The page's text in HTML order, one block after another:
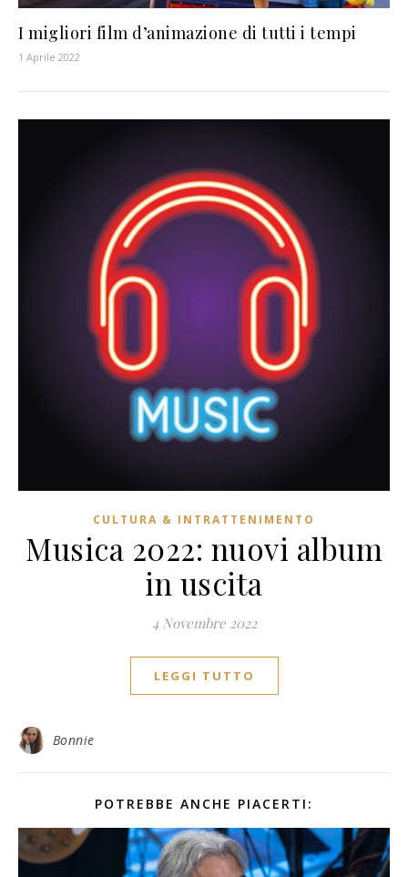
I migliori film d’animazione di tutti i tempi
1 Aprile 2022
CULTURA & INTRATTENIMENTO
Musica 2022: nuovi album
in uscita
4 Novembre 2022
LEGGI TUTTO
Bonnie
POTREBBE ANCHE PIACERTI: